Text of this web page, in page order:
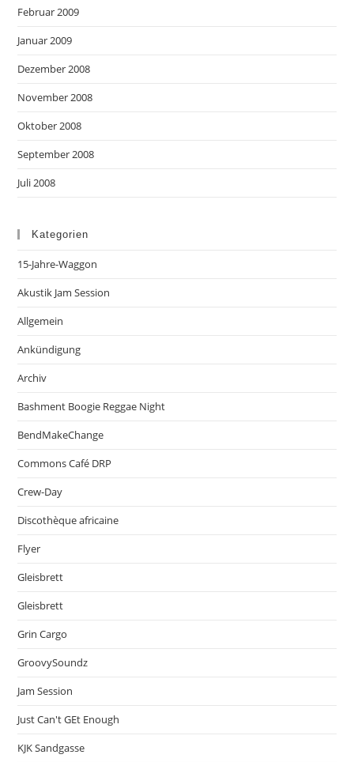
Februar 2009
Januar 2009
Dezember 2008
November 2008
Oktober 2008
September 2008
Juli 2008
Kategorien
15-Jahre-Waggon
Akustik Jam Session
Allgemein
Ankündigung
Archiv
Bashment Boogie Reggae Night
BendMakeChange
Commons Café DRP
Crew-Day
Discothèque africaine
Flyer
Gleisbrett
Gleisbrett
Grin Cargo
GroovySoundz
Jam Session
Just Can't GEt Enough
KJK Sandgasse